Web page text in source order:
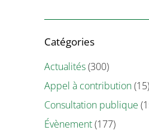
Catégories
Actualités(300)
Appel à contribution(15)
Consultation publique
Évènement(177)